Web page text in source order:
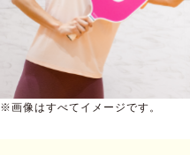
※画像はすべてイメージです。